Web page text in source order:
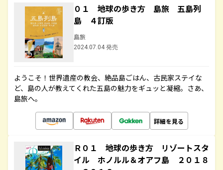
０１ 地球の歩き方 島旅 五島列
島 ４訂版
島旅
2024.07.04 発売
ようこそ！世界遺産の教会、絶品島ごはん、古民家ステイな
ど、島の人が教えてくれた五島の魅力をギュッと凝縮。さあ、
島旅へ。
詳細を見る
Ｒ０１ 地球の歩き方 リゾートスタ
イル ホノルル＆オアフ島 ２０１８